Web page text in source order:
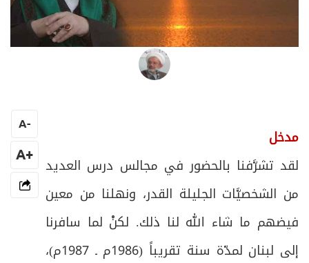
مدخل
لقد تشرَّفنا بالحضور في مجالس درس العديد
من الشخصيَّات الجليلة القدر، ونهلنا من معين
فيضهم ما شاء الله لنا ذلك. لكنْ لما سافرنا
إلى لبنان لمدّة سنة تقريباً (1986م ـ 1987م)،
-
A
+A